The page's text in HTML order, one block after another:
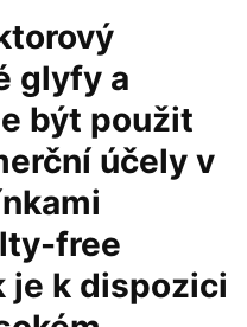
glyfy a
být použit
účely v
free
je k dispozici